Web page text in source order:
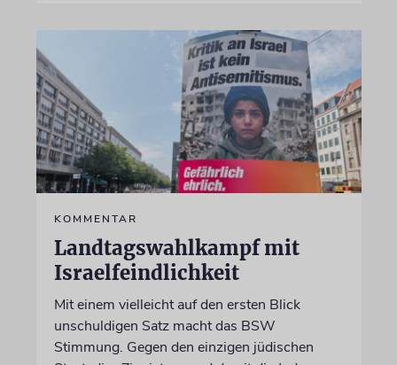
KOMMENTAR
Landtagswahlkampf mit
Israelfeindlichkeit
Mit einem vielleicht auf den ersten Blick
unschuldigen Satz macht das BSW
Stimmung. Gegen den einzigen jüdischen